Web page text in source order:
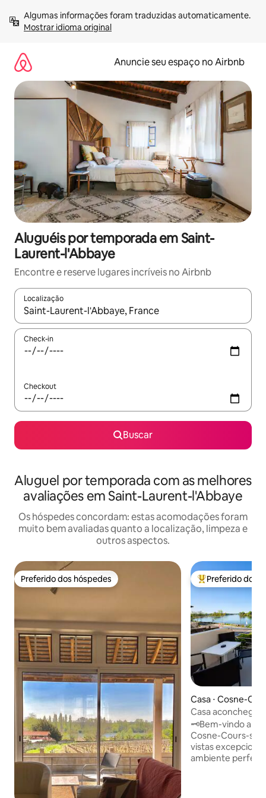
para
Mostrar idioma original
Anuncie seu espaço no Airbnb
Aluguéis por temporada em Saint-
Laurent-l'Abbaye
Encontre e reserve lugares incríveis no Airbnb
Localização
Quando os resultados estiverem disponíveis, explore-os
Check-in
Checkout
Buscar
Aluguel por temporada com as melhores
avaliações em Saint-Laurent-l'Abbaye
Os hóspedes concordam: estas acomodações foram
muito bem avaliadas quanto a localização, limpeza e
outros aspectos.
Preferido dos hóspedes
Preferido dos hóspedes Entre os
Preferido dos
Casa ⋅ Cosne-
Casa
Loire perto de
🗝️Bem-vindo a
Cosne-Cours-
vistas
ambiente